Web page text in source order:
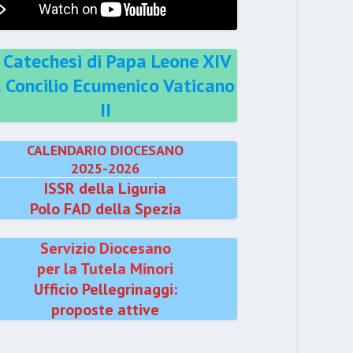
Catechesi di Papa Leone XIV
Ecumenico Vaticano
II
CALENDARIO DIOCESANO
2025-2026
ISSR della Liguria
Polo FAD della Spezia
Servizio Diocesano
per la Tutela Minori
Ufficio Pellegrinaggi:
proposte attive